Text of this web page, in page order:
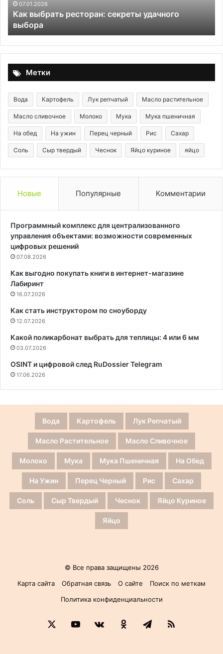
07.01.2026
Как выбрать ресторан: секреты удачного
выбора
и
Метки
Вода Картофель Лук репчатый Масло растительное
Масло сливочное Молоко Мука Мука пшеничная
На обед На ужин Перец черный Рис Сахар
Соль Сыр твердый Чеснок Яйцо куриное яйцо
Новые Популярные Комментарии
Программный комплекс для централизованного
управления объектами: возможности современных
цифровых решений
07.08.2026
Как выгодно покупать книги в интернет-магазине
Лабиринт
16.07.2026
Как стать инструктором по сноуборду
12.07.2026
Какой поликарбонат выбрать для теплицы: 4 или 6 мм
03.07.2026
OSINT и цифровой след RuDossier Telegram
17.06.2026
Вода Картофель Лук Репчатый
Масло Растительное Масло Сливочное
Молоко Мука Мука Пшеничная На Обед
На Ужин Перец Черный Рис Сахар
Соль Сыр Твердый Чеснок Яйцо Куриное
Яйцо
© Все права защищены 2026
Карта сайта
Обратная связь О сайте
Поиск по меткам
Политика конфиденциальности
YouTubevk.comОдноклассники
Telegram
RSS